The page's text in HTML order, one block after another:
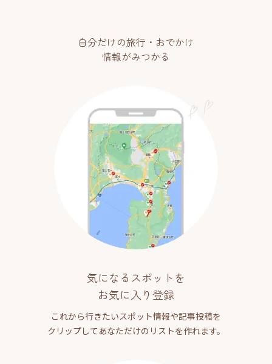
自分だけの旅行・おでかけ
情報がみつかる
気になるスポットを
お気に入り登録
これから行きたいスポット情報や記事投稿を
クリップしてあなただけのリストを作れます。